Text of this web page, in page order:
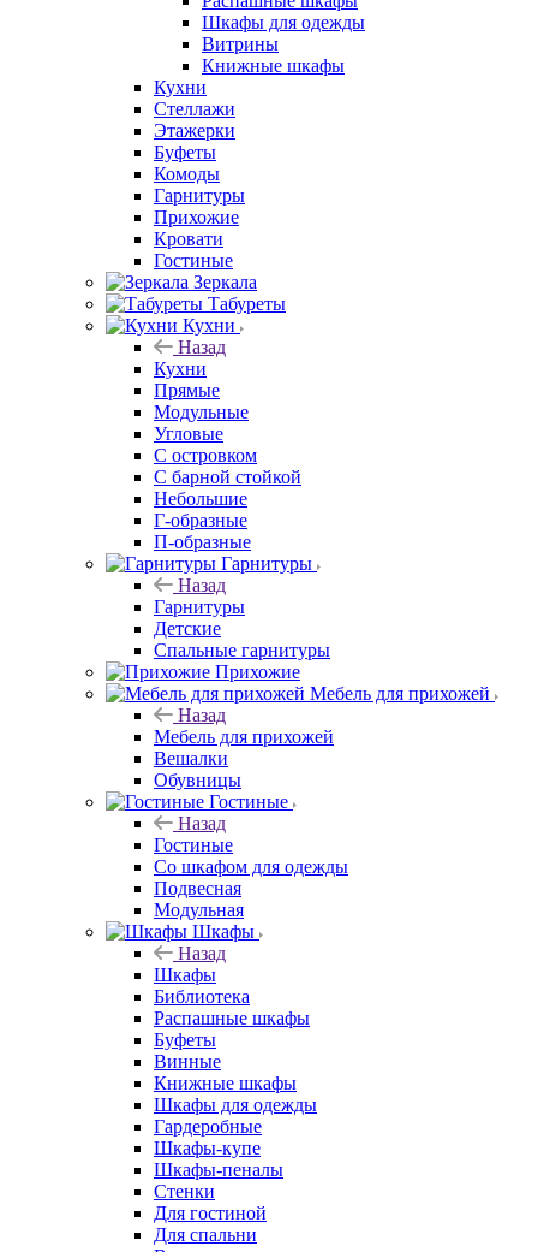
Шкафы для одежды
Витрины
Книжные шкафы
Кухни
Стеллажи
Этажерки
Буфеты
Комоды
Гарнитуры
Прихожие
Кровати
Гостиные
Зеркала
Табуреты
Кухни
Назад
Кухни
Прямые
Модульные
Угловые
С островком
С барной стойкой
Небольшие
Г-образные
П-образные
Гарнитуры
Назад
Гарнитуры
Детские
Спальные гарнитуры
Прихожие
Мебель для прихожей
Назад
Мебель для прихожей
Вешалки
Обувницы
Гостиные
Назад
Гостиные
Со шкафом для одежды
Подвесная
Модульная
Шкафы
Назад
Шкафы
Библиотека
Распашные шкафы
Буфеты
Винные
Книжные шкафы
Шкафы для одежды
Гардеробные
Шкафы-купе
Шкафы-пеналы
Стенки
Для гостиной
Для спальни